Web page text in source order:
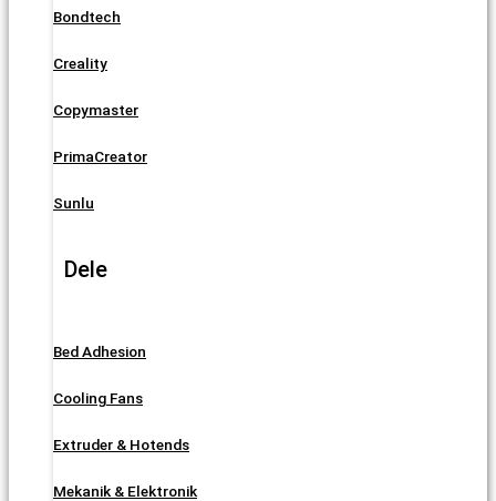
Bondtech
Creality
Copymaster
PrimaCreator
Sunlu
Dele
Bed Adhesion
Cooling Fans
Extruder & Hotends
Mekanik & Elektronik